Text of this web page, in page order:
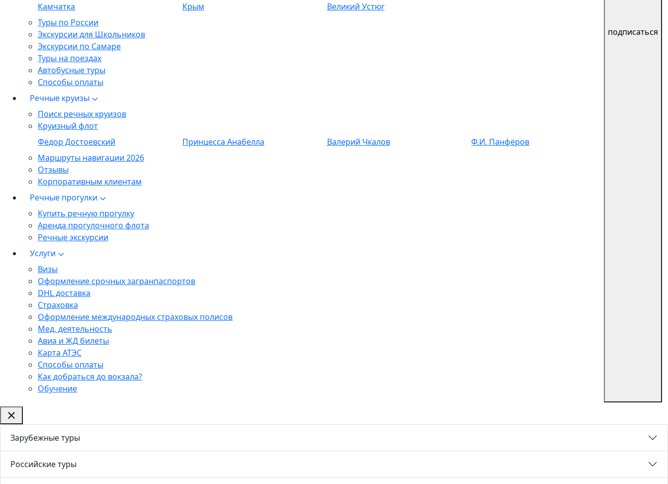
Камчатка Крым
Великий Устюг
Туры по России
Экскурсии для Школьников
Экскурсии по Самаре
Туры на поездах
Автобусные туры
Способы оплаты
Речные круизы
Поиск речных круизов
Круизный флот
Фёдор Достоевский
Принцесса Анабелла Валерий Чкалов
Ф.И. Панфёров
Маршруты навигации 2026
Отзывы
Корпоративным клиентам
Речные прогулки
Купить речную прогулку
Аренда прогулочного флота
Речные экскурсии
Услуги
Визы
Оформление срочных загранпаспортов
DHL доставка
Страховка
Оформление международных страховых полисов
Мед. деятельность
Авиа и ЖД билеты
Карта АТЭС
Способы оплаты
Как добраться до вокзала?
Обучение
подписаться
Зарубежные туры
Российские туры